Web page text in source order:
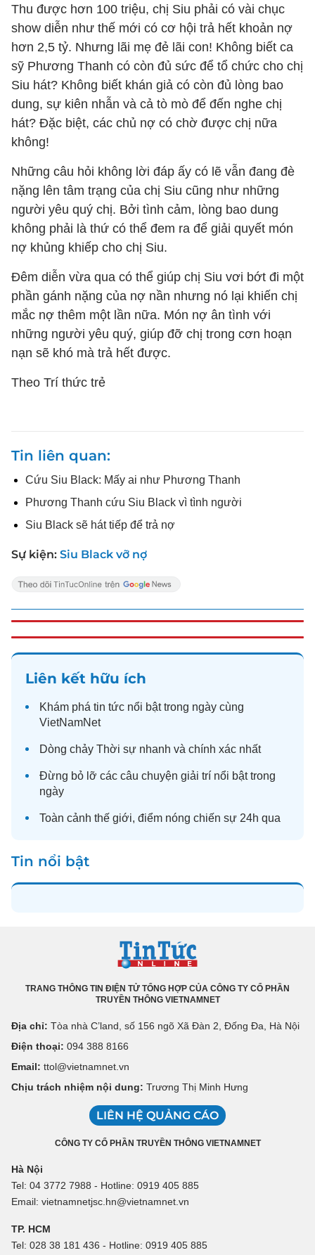
Thu được hơn 100 triệu, chị Siu phải có vài chục
show diễn như thế mới có cơ hội trả hết khoản nợ
hơn 2,5 tỷ. Nhưng lãi mẹ đẻ lãi con! Không biết ca
sỹ Phương Thanh có còn đủ sức để tổ chức cho chị
Siu hát? Không biết khán giả có còn đủ lòng bao
dung, sự kiên nhẫn và cả tò mò để đến nghe chị
hát? Đặc biệt, các chủ nợ có chờ được chị nữa
không!
Những câu hỏi không lời đáp ấy có lẽ vẫn đang đè
nặng lên tâm trạng của chị Siu cũng như những
người yêu quý chị. Bởi tình cảm, lòng bao dung
không phải là thứ có thể đem ra để giải quyết món
nợ khủng khiếp cho chị Siu.
Đêm diễn vừa qua có thể giúp chị Siu vơi bớt đi một
phần gánh nặng của nợ nần nhưng nó lại khiến chị
mắc nợ thêm một lần nữa. Món nợ ân tình với
những người yêu quý, giúp đỡ chị trong cơn hoạn
nạn sẽ khó mà trả hết được.
Theo Trí thức trẻ
Tin liên quan
Cứu Siu Black: Mấy ai như Phương Thanh
Phương Thanh cứu Siu Black vì tình người
Siu Black sẽ hát tiếp để trả nợ
Sự kiện: Siu Black vỡ nợ
Liên kết hữu ích
Khám phá tin tức nổi bật trong ngày cùng
VietNamNet
Dòng chảy Thời sự nhanh và chính xác nhất
Đừng bỏ lỡ các câu chuyện giải trí nổi bật trong
ngày
Toàn cảnh thế giới, điểm nóng chiến sự 24h qua
Tin nổi bật
TRANG THÔNG TIN ĐIỆN TỬ TỔNG HỢP CỦA CÔNG TY CỔ PHẦN
TRUYỀN THÔNG VIETNAMNET
Địa chỉ: Tòa nhà C’land, số 156 ngõ Xã Đàn 2, Đống Đa, Hà Nội
Điện thoại: 094 388 8166
Email: ttol@vietnamnet.vn
Chịu trách nhiệm nội dung: Trương Thị Minh Hưng
LIÊN HỆ QUẢNG CÁO
CÔNG TY CỔ PHẦN TRUYỀN THÔNG VIETNAMNET
Hà Nội
Tel: 04 3772 7988 - Hotline: 0919 405 885
Email: vietnamnetjsc.hn@vietnamnet.vn
TP. HCM
Tel: 028 38 181 436 - Hotline: 0919 405 885